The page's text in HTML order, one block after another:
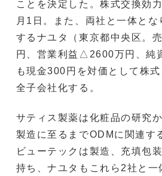
ことを決定した。株式交換効
月1日。また、両社と一体とな
するナユタ（東京都中央区。
円、営業利益△2600万円、純
も現金300円を対価として株
全子会社化する。
サティス製薬は化粧品の研究
製造に至るまでODMに関連す
ビューテックは製造、充填包
持ち、ナユタもこれら2社と一